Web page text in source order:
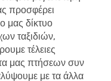
προσφέρει
μας δίκτυο
ταξιδιών,
τέλειες
μας πτήσεων συν
με τα άλλα